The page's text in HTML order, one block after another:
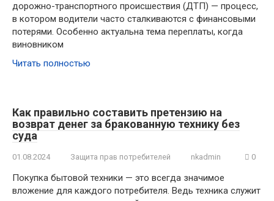
дорожно-транспортного происшествия (ДТП) — процесс,
в котором водители часто сталкиваются с финансовыми
потерями. Особенно актуальна тема переплаты, когда
виновником
Читать полностью
Как правильно составить претензию на
возврат денег за бракованную технику без
суда
01.08.2024 Защита прав потребителей nkadmin 0
Покупка бытовой техники — это всегда значимое
вложение для каждого потребителя. Ведь техника служит